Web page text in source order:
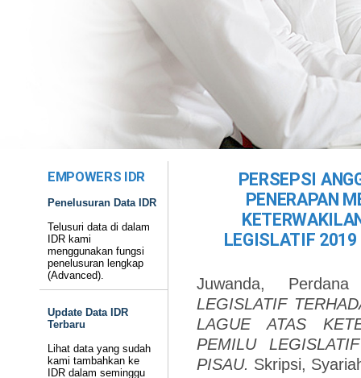
EMPOWERS IDR
Penelusuran Data IDR
Telusuri data di dalam
IDR kami
menggunakan fungsi
penelusuran lengkap
(Advanced).
Update Data IDR
Terbaru
Lihat data yang sudah
kami tambahkan ke
IDR dalam seminggu
PERSEPSI
PENERAPAN
LEGISLATIF 2019
Juwanda, Perdana
LEGISLATIF
LAGUE ATAS
PEMILU
PISAU. Skripsi,